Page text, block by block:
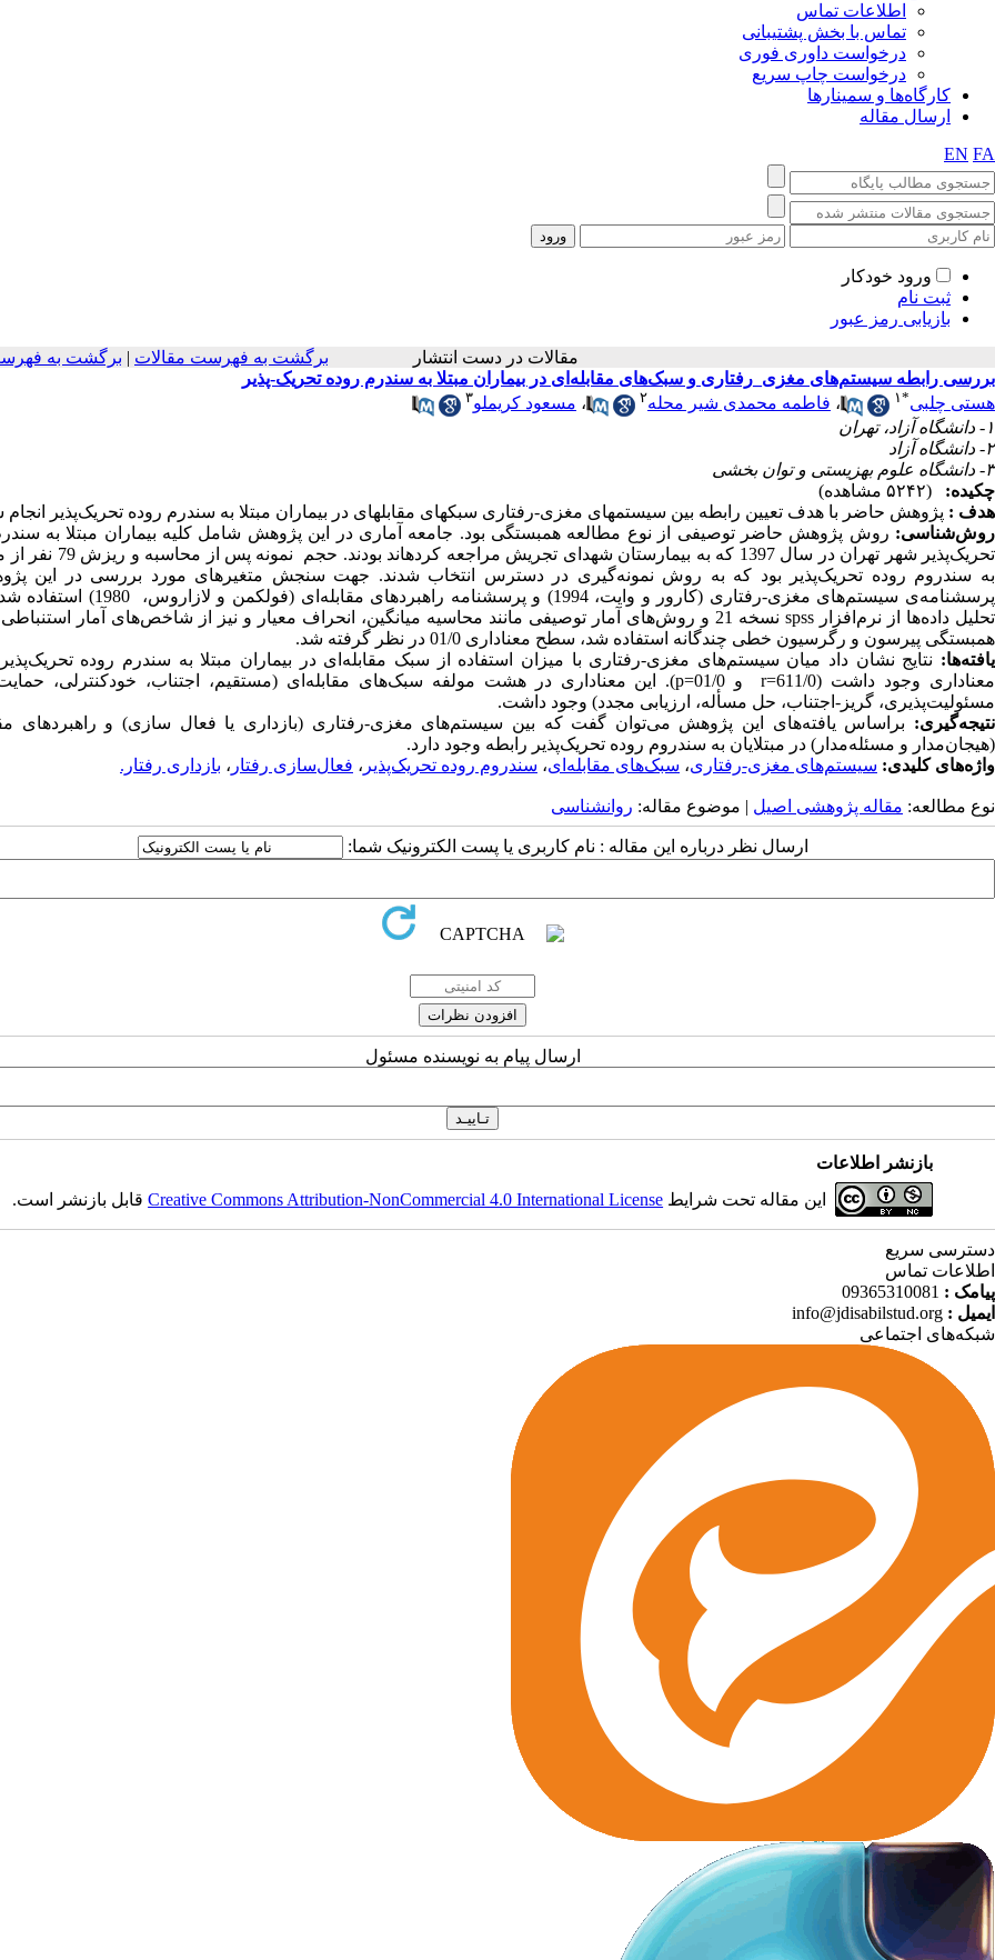
اطلاعات تماس
تماس با بخش پشتیبانی
درخواست داوری فوری
درخواست چاپ سریع
کارگاه‌ها و سمینارها
ارسال مقاله
EN FA
ورود خودکار
ثبت نام
بازیابی رمز عبور
مقالات در دست انتشار برگشت به فهرست مقالات | برگشت به
بررسی رابطه سیستم‌های مغزی_رفتاری و سبک‌های مقابله‌ای در بیماران مبتلا به سندرم روده تحریک-پذیر
هستی چلبی*۱ ، فاطمه محمدی شیر محله۲ ، مسعود کریملو۳
۱- دانشگاه آزاد، تهران
۲- دانشگاه آزاد
۳- دانشگاه علوم بهزیستی و توان بخشی
چکیده:
(۵۲۴۲ مشاهده)
هدف : پژوهش حاضر با هدف تعیین رابطه بین سیستم­های مغزی-رفتاری سبک­های مقابله­ای در بیماران مبتلا به سندرم روده تحریک‌پذیر انجام
روش‌شناسی: روش پژوهش حاضر توصیفی از نوع مطالعه همبستگی بود. جامعه آماری در این پژوهش شامل کلیه بیماران مبتلا به
تحریک‌پذیر شهر تهران در سال 1397 که به بیمارستان شهدای تجریش
به سندروم روده تحریک‌پذیر بود که به روش نمونه‌گیری در دسترس انتخاب شدند. جهت سنجش متغیرهای مورد بررسی در این
پرسشنامه‌ی سیستم‌های مغزی-رفتاری (کارور و وایت، 1994) و پرسشنامه راهبردهای
تحلیل داده‌‌ها از نرم‌افزار spss
نسخه 21 و روش‌های آمار توصیفی مانند محاسیه میانگین، انحراف معیار و نیز از شاخص‌های آمار
همبستگی پیرسون و رگرسیون خطی چندگانه استفاده شد، سطح معناداری 01/0 در نظر گرفته شد.
یافته‌ها: نتایج نشان داد میان سیستم‌های مغزی-رفتاری با میزان استفاده از سبک مقابله‌ای در بیماران مبتلا به سندرم روده
معناداری وجود داشت (611/0
r=و 01/0 p=). این معنا‌داری در هشت مولفه سبک‌های مقابله‌ای (مستقیم، اجتناب، خودکنترلی،
مسئولیت‌پذیری، گریز-اجتناب، حل مسأله، ارزیابی مجدد) وجود داشت.
نتیجه‌گیری: براساس یافته‌های این پژوهش می‌توان گفت که بین سیستم‌های مغزی-رفتاری (بازداری یا فعال سازی) و راهبردهای
(هیجان‌مدار و مسئله‌مدار) در مبتلایان به سندروم روده تحریک‌پذیر رابطه وجود دارد.
واژه‌های کلیدی: سیستم‌های مغزی-رفتاری، سبک‌های مقابله‌ای، سندروم روده‌ تحریک‌پذیر ، فعال‌سازی رفتار ، بازداری رفتار.
نوع مطالعه: مقاله پژوهشی اصیل | موضوع مقاله: روانشناسی
ارسال نظر درباره این مقاله : نام کاربری یا پست الکترونیک شما:
ارسال پیام به نویسنده مسئول
بازنشر اطلاعات
این مقاله تحت شرایط Creative Commons Attribution-NonCommercial 4.0 International Licenseقابل بازنشر است.
دسترسی سریع
اطلاعات تماس
پیامک : 09365310081
ایمیل : info@jdisabilstud.org
شبکه‌های اجتماعی